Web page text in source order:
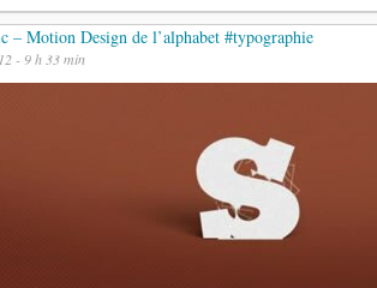
– Motion Design de l’alphabet #typographie
- 9 h 33 min